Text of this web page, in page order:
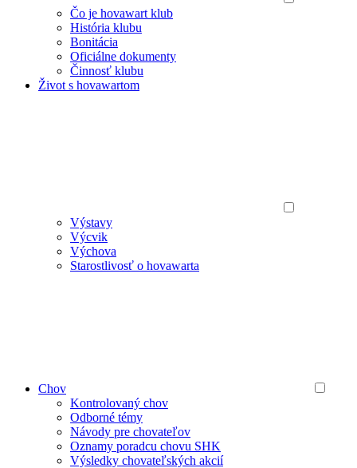
Čo je hovawart klub
História klubu
Bonitácia
Oficiálne dokumenty
Činnosť klubu
Život s hovawartom
Výstavy
Výcvik
Výchova
Starostlivosť o hovawarta
Chov
Kontrolovaný chov
Odborné témy
Návody pre chovateľov
Oznamy poradcu chovu SHK
Výsledky chovateľských akcií